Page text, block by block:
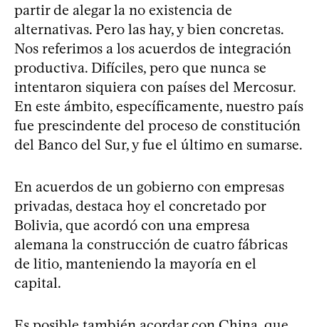
partir de alegar la no existencia de
alternativas. Pero las hay, y bien concretas.
Nos referimos a los acuerdos de integración
productiva. Difíciles, pero que nunca se
intentaron siquiera con países del Mercosur.
En este ámbito, específicamente, nuestro país
fue prescindente del proceso de constitución
del Banco del Sur, y fue el último en sumarse.
En acuerdos de un gobierno con empresas
privadas, destaca hoy el concretado por
Bolivia, que acordó con una empresa
alemana la construcción de cuatro fábricas
de litio, manteniendo la mayoría en el
capital.